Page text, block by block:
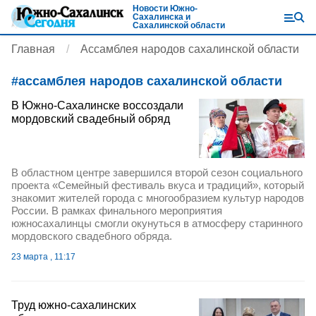
Новости Южно-
Сахалинска и
Сахалинской области
Главная Ассамблея народов сахалинской области
#ассамблея народов сахалинской области
В Южно-Сахалинске воссоздали
мордовский свадебный обряд
В областном центре завершился второй сезон социального
проекта «Семейный фестиваль вкуса и традиций», который
знакомит жителей города с многообразием культур народов
России. В рамках финального мероприятия
южносахалинцы смогли окунуться в атмосферу старинного
мордовского свадебного обряда.
23 марта , 11:17
Труд южно-сахалинских